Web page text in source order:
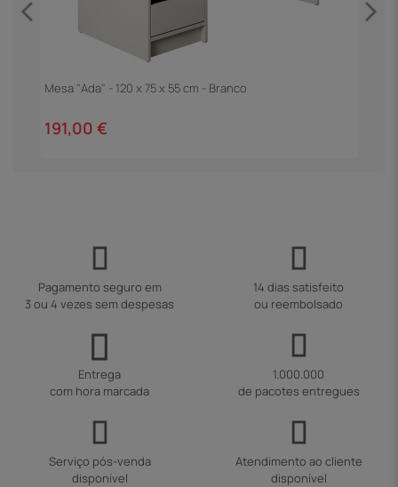
Mesa "Ada" - 120 x 75 x 55 cm - Branco
191,00 €
Pagamento seguro em
3 ou 4 vezes sem despesas
14 dias satisfeito
ou reembolsado
Entrega
com hora marcada
1.000.000
de pacotes entregues
Serviço pós-venda
disponível
Atendimento ao cliente
disponível